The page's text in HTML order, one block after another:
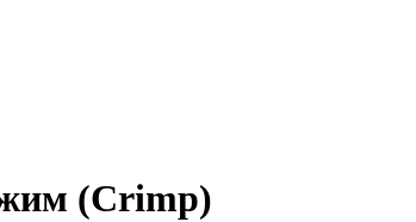
(Crimp)